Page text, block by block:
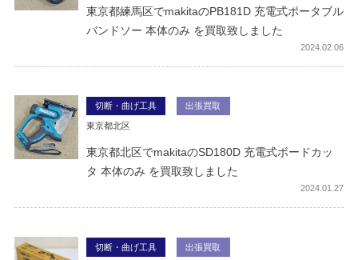
東京都練馬区でmakitaのPB181D 充電式ポータブル
バンドソー 本体のみ を買取致しました
2024 02.06
切断・曲げ工具 出張買取
東京都北区
東京都北区でmakitaのSD180D 充電式ボードカッ
タ 本体のみ を買取致しました
2024 01.27
切断・曲げ工具 出張買取